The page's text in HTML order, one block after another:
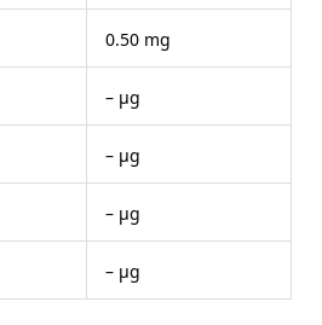
0.50 mg
– μg
– μg
– μg
– μg